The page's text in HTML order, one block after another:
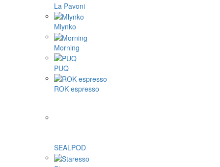
La Pavoni
Mlynko
Morning
PUQ
ROK espresso
SEALPOD